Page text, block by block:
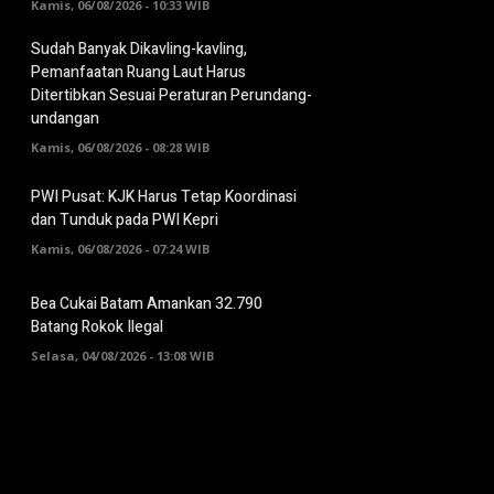
Kamis, 06/08/2026 - 10:33 WIB
Sudah Banyak Dikavling-kavling,
Pemanfaatan Ruang Laut Harus
Ditertibkan Sesuai Peraturan Perundang-
undangan
Kamis, 06/08/2026 - 08:28 WIB
PWI Pusat: KJK Harus Tetap Koordinasi
dan Tunduk pada PWI Kepri
Kamis, 06/08/2026 - 07:24 WIB
Bea Cukai Batam Amankan 32.790
Batang Rokok Ilegal
Selasa, 04/08/2026 - 13:08 WIB